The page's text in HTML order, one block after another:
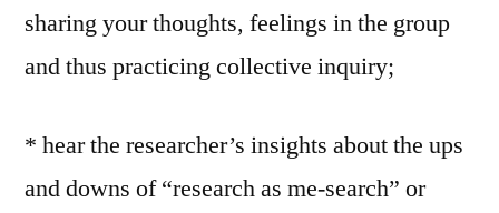
sharing your thoughts, feelings in the group
and thus practicing collective inquiry;
* hear the researcher’s insights about the ups
and downs of “research as me-search” or